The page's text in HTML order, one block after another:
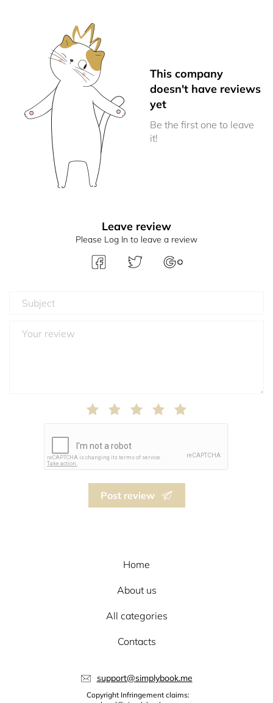
This company
doesn't have reviews
yet
Be the first one to leave
it!
Leave review
Please Log In to leave a review
Post review
Home
About us
All categories
Contacts
support@simplybook.me
Copyright Infringement claims: